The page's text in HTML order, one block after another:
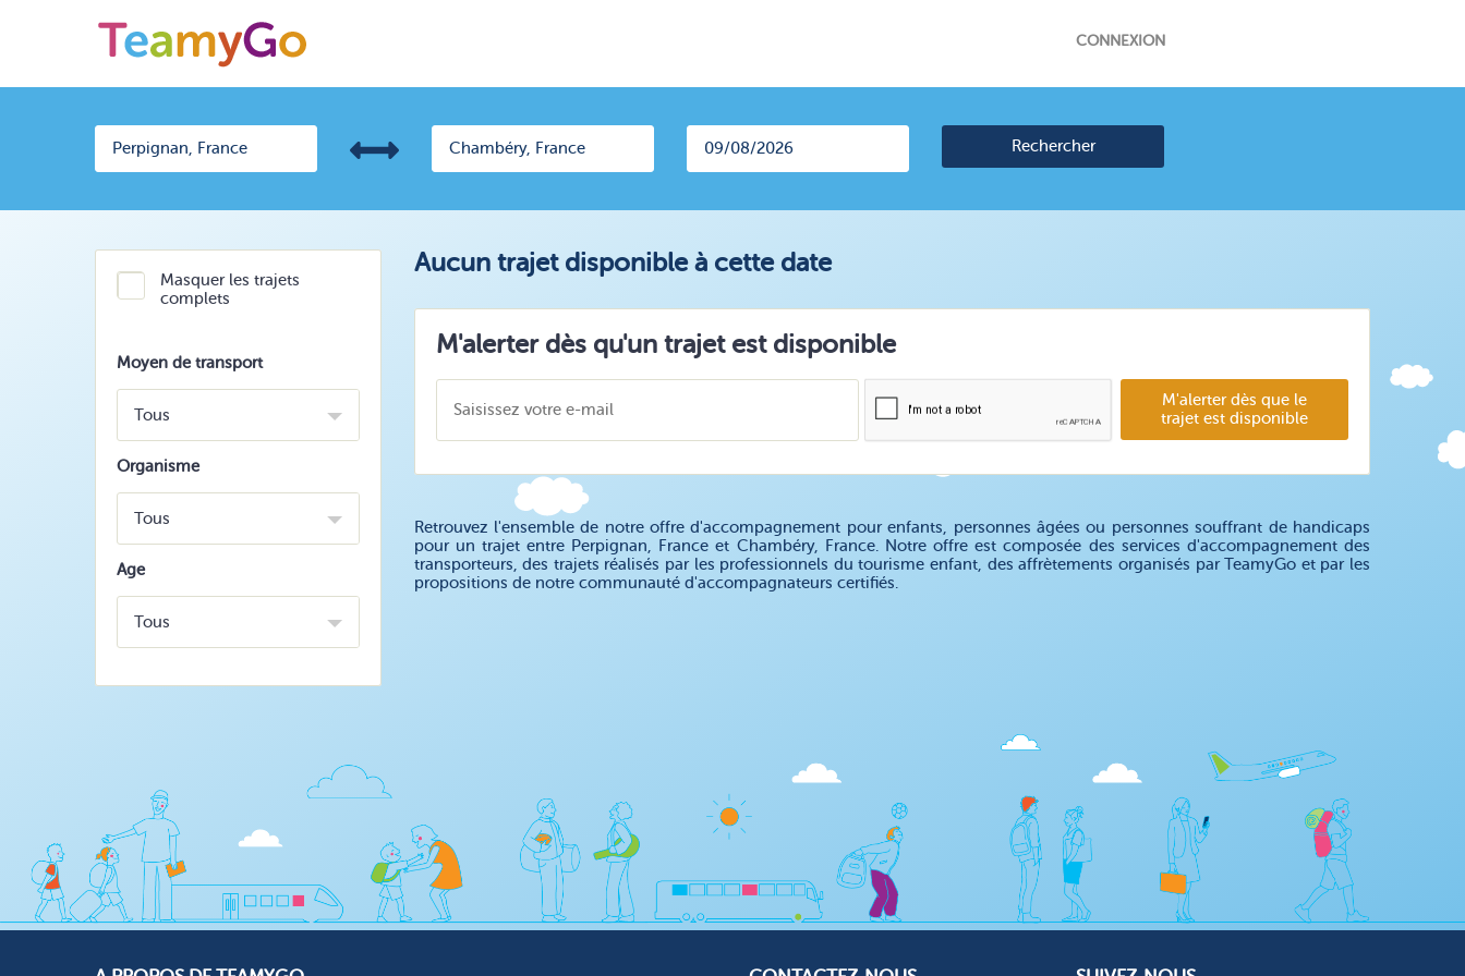
CONNEXION
Rechercher
Masquer les trajets
complets
Moyen de transport
Tous
Organisme
Tous
Age
Tous
Aucun trajet disponible à cette date
M'alerter dès qu'un trajet est disponible
M'alerter dès que le
trajet est disponible
Retrouvez l'ensemble de notre offre d'accompagnement pour enfants, personnes âgées ou personnes souffrant de handicaps
pour un trajet entre Perpignan, France et Chambéry, France. Notre offre est composée des services d'accompagnement des
transporteurs, des trajets réalisés par les professionnels du tourisme enfant, des affrètements organisés par TeamyGo et par les
propositions de notre communauté d'accompagnateurs certifiés.